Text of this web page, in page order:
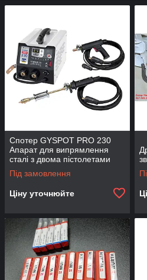
Odessa пропонує увазі
кузовного ремонту автомобілів
використовується
відносяться і стапелі .Вони
Складаються з платформи
стійок , затисків і набору
затискачів і деякого зусилля
геометрію кузова . Стапелі
характеристики , які в
використовується для
кузова , а підлоговий і
серйозних .
Споттер , зварювання ,
пропонуємо Вашій увазі лише
обладнання від фірм
точкового принципу . Звідси і
"spot" - крапка . Контактна
з'єднання деталей в одній або
Зварювальні точки можуть мати
структуру , що визначаються
Спотер GYSPOT PRO 230
Апарат для випрямлення
сталі з двома пістолетами
Під замовлення
Ціну уточнюйте